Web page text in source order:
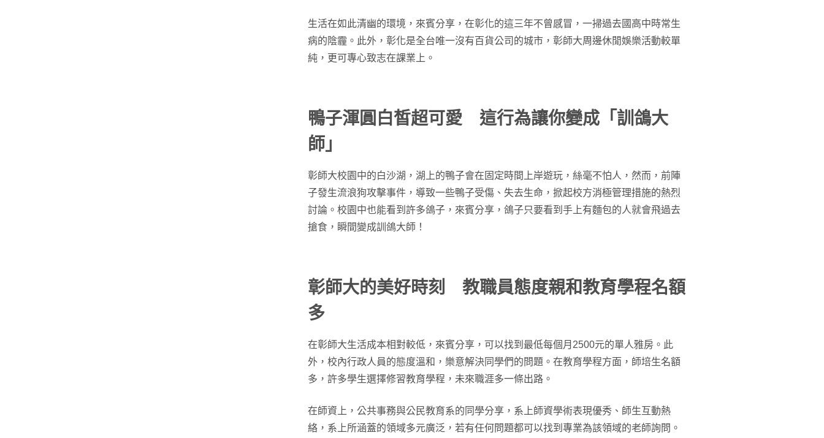
生活在如此清幽的環境，來賓分享，在彰化的這三年不曾感冒，一掃過去國高中時常生
病的陰霾。此外，彰化是全台唯一沒有百貨公司的城市，彰師大周邊休閒娛樂活動較單
純，更可專心致志在課業上。
鴨子渾圓白皙超可愛 這行為讓你變成「訓鴿大
師」
彰師大校園中的白沙湖，湖上的鴨子會在固定時間上岸遊玩，絲毫不怕人，然而，前陣
子發生流浪狗攻擊事件，導致一些鴨子受傷、失去生命，掀起校方消極管理措施的熱烈
討論。校園中也能看到許多鴿子，來賓分享，鴿子只要看到手上有麵包的人就會飛過去
搶食，瞬間變成訓鴿大師！
彰師大的美好時刻 教職員態度親和教育學程名額
多
在彰師大生活成本相對較低，來賓分享，可以找到最低每個月2500元的單人雅房。此
外，校內行政人員的態度溫和，樂意解決同學們的問題。在教育學程方面，師培生名額
多，許多學生選擇修習教育學程，未來職涯多一條出路。
在師資上，公共事務與公民教育系的同學分享，系上師資學術表現優秀、師生互動熱
絡，系上所涵蓋的領域多元廣泛，若有任何問題都可以找到專業為該領域的老師詢問。